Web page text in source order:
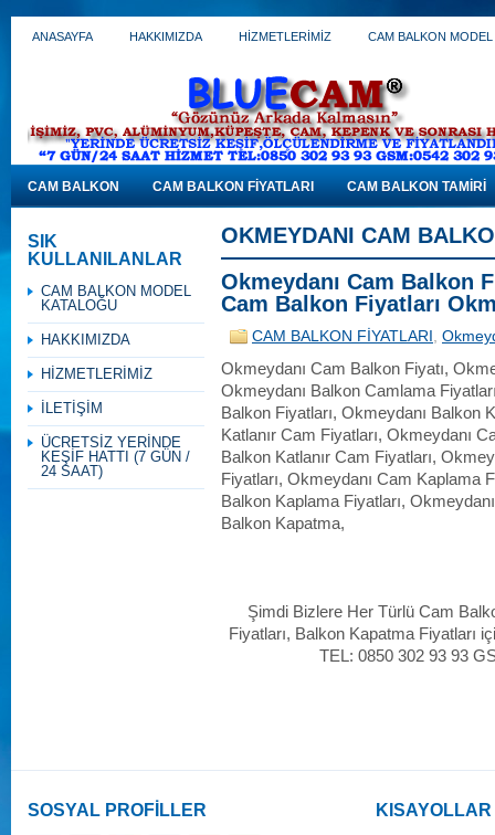
ANASAYFA HAKKIMIZDA HİZMETLERİMİZ CAM BALKON
CAM BALKON CAM BALKON FİYATLARI CAM BALKON TAMİRİ
OKMEYDANI CAM
Okmeydanı Cam Balkon
Cam Balkon Fiyatları
CAM BALKON FİYATLARI ,
Okmeydanı Cam Balkon Fiyatı,
Okmeydanı Balkon Camlama
Balkon Fiyatları, Okmeydanı Balkon
Katlanır Cam Fiyatları, Okmeydanı
Balkon Katlanır Cam Fiyatları,
Fiyatları, Okmeydanı Cam Kaplama
Balkon Kaplama Fiyatları,
Balkon Kapatma,
Şimdi Bizlere Her Türlü Cam
Fiyatları, Balkon Kapatma Fiyatları
TEL: 0850 302 93 93
SIK
KULLANILANLAR
CAM BALKON MODEL
KATALOĞU
HAKKIMIZDA
HİZMETLERİMİZ
İLETİŞİM
ÜCRETSİZ YERİNDE
KEŞİF HATTI (7 GÜN /
24 SAAT)
SOSYAL PROFİLLER KISAYOLLAR